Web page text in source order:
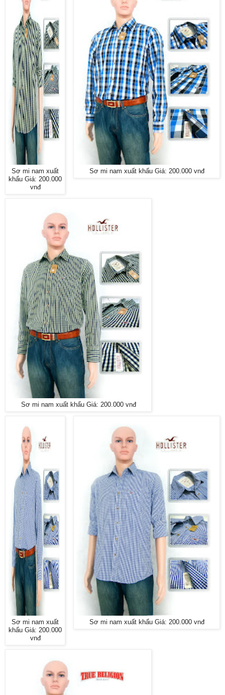
Sơ mi nam xuất khẩu Giá: 200.000 vnđ
Sơ mi nam xuất
khẩu Giá: 200.000
vnđ
Sơ mi nam xuất khẩu Giá: 200.000 vnđ
Sơ mi nam xuất khẩu Giá: 200.000 vnđ
Sơ mi nam xuất
khẩu Giá: 200.000
vnđ